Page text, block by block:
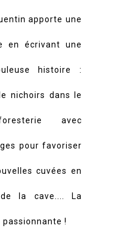
apporte une
en écrivant une
histoire :
nichoirs dans le
avec
pour favoriser
cuvées en
de la cave.... La
!